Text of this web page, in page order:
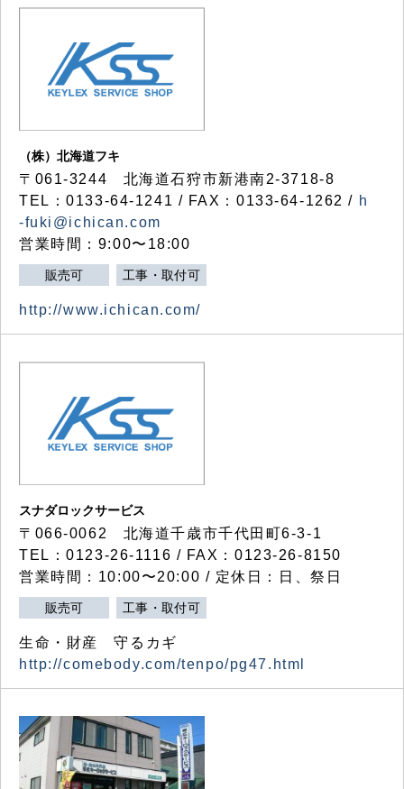
（株）北海道フキ
〒061-3244 北海道石狩市新港南2-3718-8
TEL：0133-64-1241 / FAX：0133-64-1262 / h
-fuki@ichican.com
営業時間：9:00〜18:00
販売可 工事・取付可
http://www.ichican.com/
スナダロックサービス
〒066-0062 北海道千歳市千代田町6-3-1
TEL：0123-26-1116 / FAX：0123-26-8150
営業時間：10:00〜20:00 / 定休日：日、祭日
販売可 工事・取付可
生命・財産 守るカギ
http://comebody.com/tenpo/pg47.html